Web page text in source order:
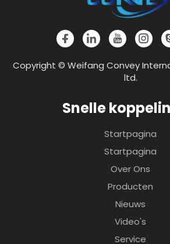
Copyright © Weifang Convey
ltd.
Snelle
Startpagina
Startpagina
Over Ons
Producten
Nieuws
Video's
Service